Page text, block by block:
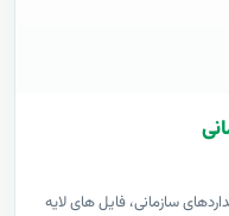
سازمانی، فایل های لایه